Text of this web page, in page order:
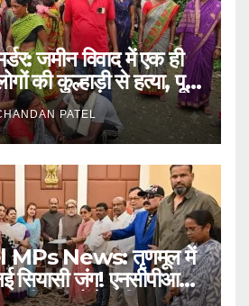
जमीन विवाद में एक ही
की कुल्हाड़ी से हत्या, पूरे
PATEL
MPs News: तृणमूल में
सियासी जंग! एनसीपीआई में